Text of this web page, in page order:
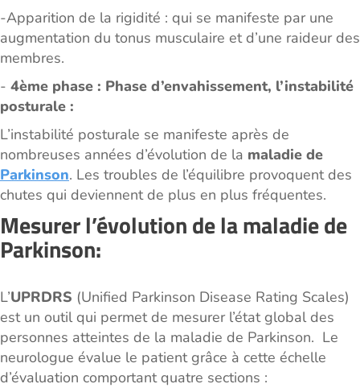
-Apparition de la rigidité : qui se manifeste par une
augmentation du tonus musculaire et d’une raideur des
membres.
- 4ème phase : Phase d’envahissement, l’instabilité
posturale :
L’instabilité posturale se manifeste après de
nombreuses années d’évolution de la maladie de
Parkinson. Les troubles de l’équilibre provoquent des
chutes qui deviennent de plus en plus fréquentes.
Mesurer l’évolution de la maladie de
Parkinson:
L’UPRDRS (Unified Parkinson Disease Rating Scales)
est un outil qui permet de mesurer l’état global des
personnes atteintes de la maladie de Parkinson. Le
neurologue évalue le patient grâce à cette échelle
d’évaluation comportant quatre sections :